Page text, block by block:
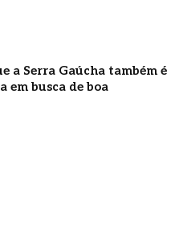
a Serra Gaúcha também é
em busca de boa